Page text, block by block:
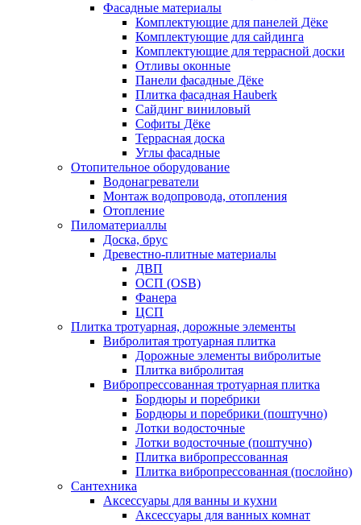
Фасадные материалы
Комплектующие для панелей Дёке
Комплектующие для сайдинга
Комплектующие для террасной доски
Отливы оконные
Панели фасадные Дёке
Плитка фасадная Hauberk
Сайдинг виниловый
Софиты Дёке
Террасная доска
Углы фасадные
Отопительное оборудование
Водонагреватели
Монтаж водопровода, отопления
Отопление
Пиломатериаллы
Доска, брус
Древестно-плитные материалы
ДВП
ОСП (OSB)
Фанера
ЦСП
Плитка тротуарная, дорожные элементы
Вибролитая тротуарная плитка
Дорожные элементы вибролитые
Плитка вибролитая
Вибропрессованная тротуарная плитка
Бордюры и поребрики
Бордюры и поребрики (поштучно)
Лотки водосточные
Лотки водосточные (поштучно)
Плитка вибропрессованная
Плитка вибропрессованная (послойно)
Сантехника
Аксессуары для ванны и кухни
Аксессуары для ванных комнат